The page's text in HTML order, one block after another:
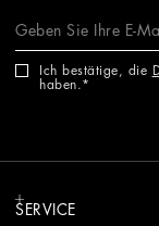
Ich bestätige, die
haben.
SERVICE